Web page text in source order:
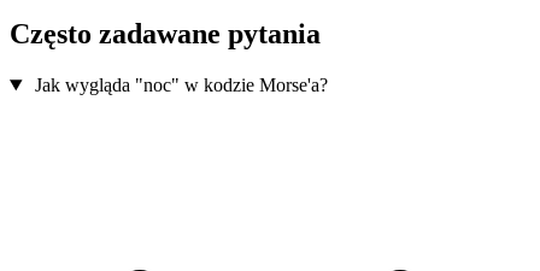
Często zadawane pytania
Jak wygląda "noc" w kodzie Morse'a?